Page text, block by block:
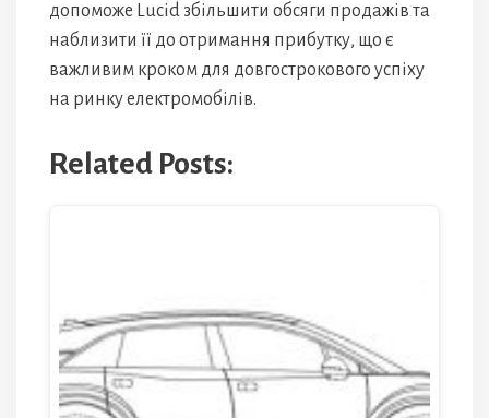
допоможе Lucid збільшити обсяги продажів та
наблизити її до отримання прибутку, що є
важливим кроком для довгострокового успіху
на ринку електромобілів.
Related Posts: